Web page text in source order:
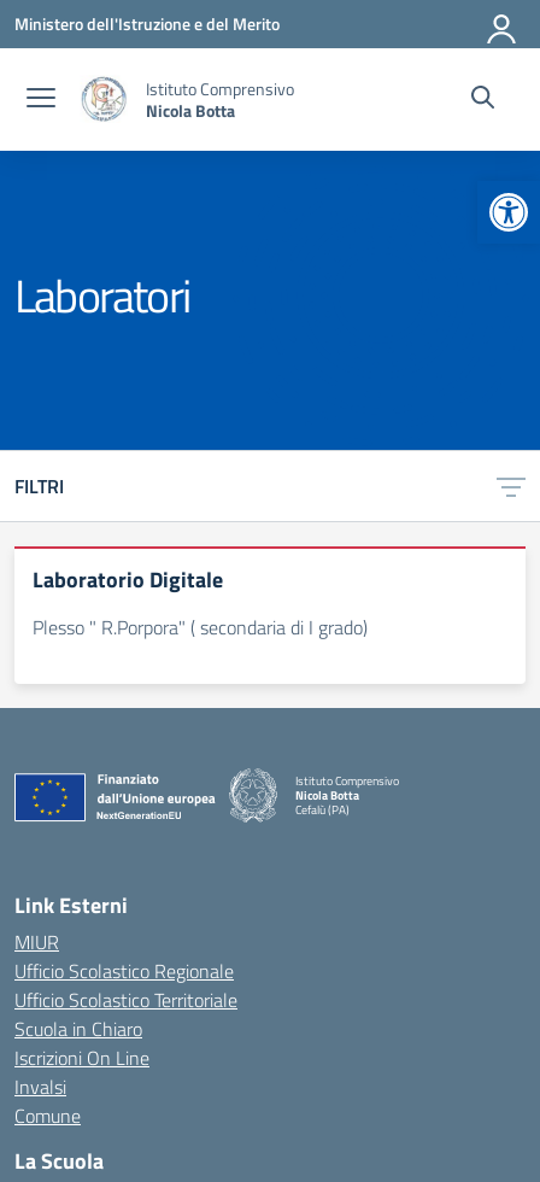
Vai ai contenuti
Vai al menu di navigazione
Vai al footer
Ministero dell'Istruzione e del Merito
Istituto Comprensivo
Nicola Botta
Laboratori
FILTRI
Laboratorio Digitale
Plesso " R.Porpora" ( secondaria di I grado)
Istituto Comprensivo
Nicola Botta
Cefalù (PA)
Link Esterni
MIUR
Ufficio Scolastico Regionale
Ufficio Scolastico Territoriale
Scuola in Chiaro
Iscrizioni On Line
Invalsi
Comune
La Scuola